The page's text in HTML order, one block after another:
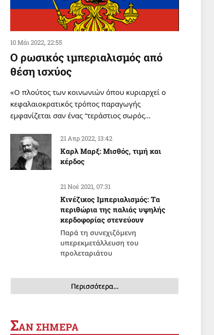
10 Μάι 2022, 22:55
Ο ρωσικός ιμπεριαλισμός από
θέση ισχύος
«Ο πλούτος των κοινωνιών όπου κυριαρχεί ο
κεφαλαιοκρατικός τρόπος παραγωγής
εμφανίζεται σαν ένας “τεράστιος σωρός…
21 Απρ 2022, 13:42
Καρλ Μαρξ: Μισθός, τιμή και
κέρδος
21 Νοέ 2021, 07:31
Κινέζικος Ιμπεριαλισμός: Tα
περιθώρια της παλιάς υψηλής
κερδοφορίας στενεύουν
Παρά τη συνεχιζόμενη
υπερεκμετάλλευση του
προλεταριάτου
Περισσότερα…
ΣΑΝ ΣΗΜΕΡΑ